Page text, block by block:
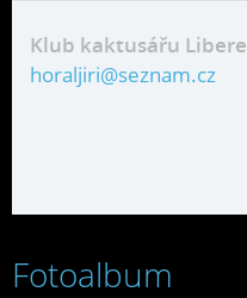
Klub kaktusářu
horaljiri@seznam.cz
Fotoalbum